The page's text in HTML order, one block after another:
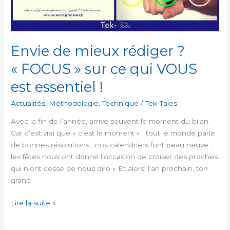
Envie de mieux rédiger ?
« FOCUS » sur ce qui VOUS
est essentiel !
Actualités, Méthodologie,Technique /Tek-Tales
Avec la fin de l’année, arrive souvent le moment du bilan.
Car c’est vrai que « c’est le moment » : tout le monde parle
de bonnes résolutions ; nos calendriers font peau neuve ;
les fêtes nous ont donné l’occasion de croiser des proches
qui n’ont cessé de nous dire « Et alors, l’an prochain, ton
grand
Envie
mieux
Lire la suite »